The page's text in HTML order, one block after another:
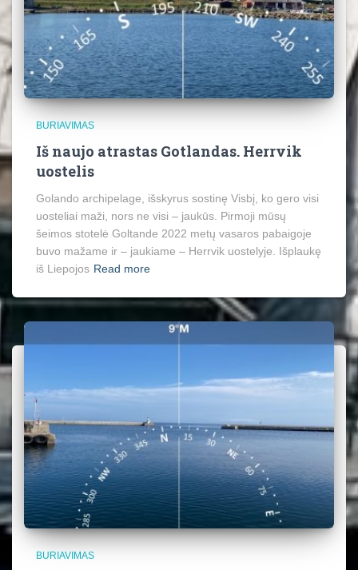
BURIAVIMAS
Iš naujo atrastas Gotlandas. Herrvik
uostelis
Golando archipelage, išskyrus sostinę Visbį, ko gero visi
uosteliai maži, nors ne visi – jaukūs. Pirmoji mūsų
šeimos stotelė Goltande 2022 metų vasaros pabaigoje
buvo mažame ir – jaukiame – Herrvik uostelyje. Išplaukę
iš Liepojos Read more
BURIAVIMAS